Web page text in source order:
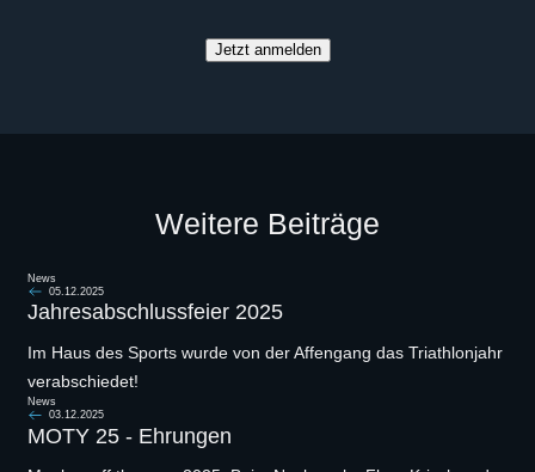
Jetzt anmelden
Weitere Beiträge
News
05.12.2025
Jahresabschlussfeier 2025
Im Haus des Sports wurde von der Affengang das Triathlonjahr
verabschiedet!
News
03.12.2025
MOTY 25 - Ehrungen